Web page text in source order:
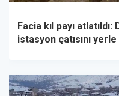
Facia kıl payı
istasyon çatısını